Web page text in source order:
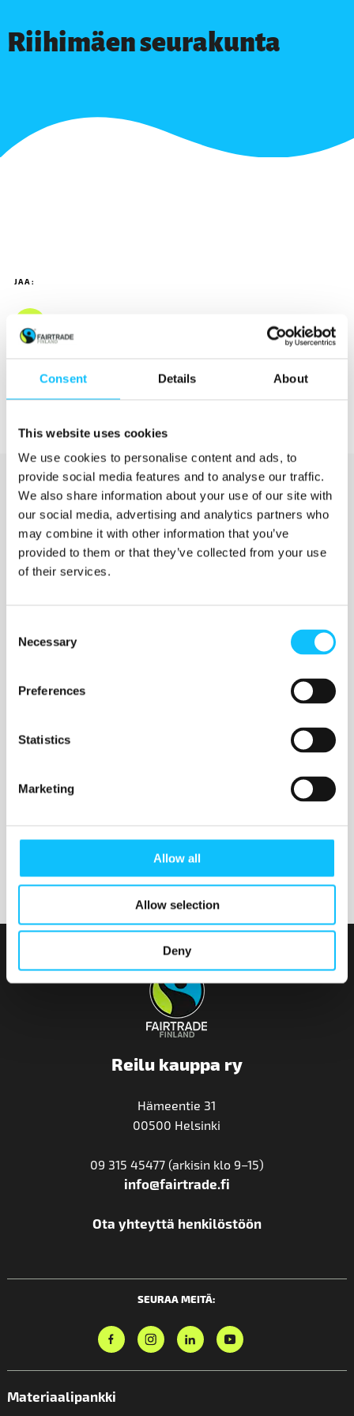
Consent Details About
This website uses cookies
We use cookies to personalise content and ads, to
provide social media features and to analyse our traffic.
We also share information about your use of our site with
our social media, advertising and analytics partners who
may combine it with other information that you’ve
provided to them or that they’ve collected from your use
of their services.
Selection
Necessary
Preferences
Statistics
Marketing
Allow all
Allow selection
Deny
Riihimäen seurakunta
JAA:
Katso myös
Jyväskylän ammattikorkeakoulu
Nurmijärven seurakunta
Reilu kauppa ry
Hämeentie 31
00500 Helsinki
09 315 45477 (arkisin klo 9–15)
info@fairtrade.fi
Ota yhteyttä henkilöstöön
SEURAA MEITÄ:
Materiaalipankki